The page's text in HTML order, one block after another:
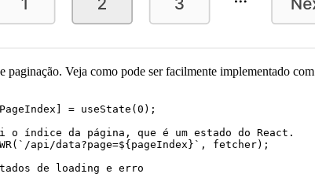
paginação. Veja como pode ser facilmente implementado com
= useState ( 0 );
o índice da página, que é um estado do React.
( `/api/data?page=${ pageIndex }` , fetcher);
de loading e erro